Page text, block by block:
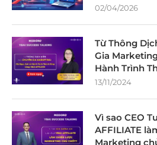
02/04/2026
Từ Thông
Gia
Hành Trình
13/11/2024
Vì sao CEO
AFFILIATE
Marketing